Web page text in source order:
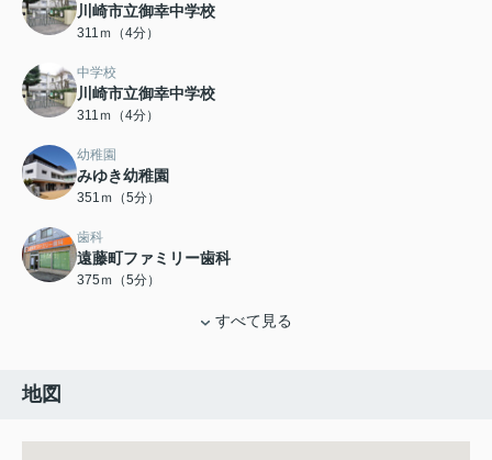
川崎市立御幸中学校
311ｍ（4分）
中学校
川崎市立御幸中学校
311ｍ（4分）
幼稚園
みゆき幼稚園
351ｍ（5分）
歯科
遠藤町ファミリー歯科
375ｍ（5分）
すべて見る
地図